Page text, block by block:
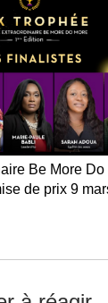
Be More
de prix 9